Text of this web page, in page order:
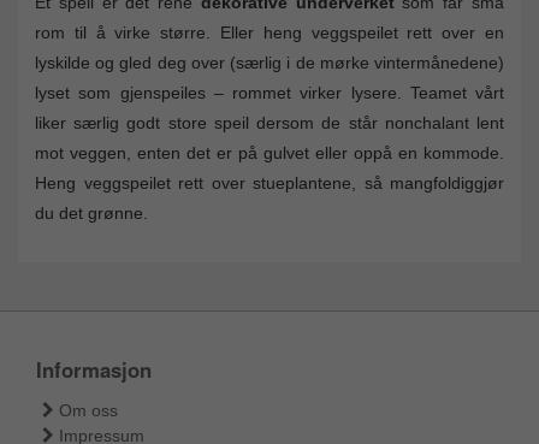
rom til å virke større. Eller heng veggspeilet rett over en
lyskilde og gled deg over (særlig i de mørke vintermånedene)
lyset som gjenspeiles – rommet virker lysere. Teamet vårt
liker særlig godt store speil dersom de står nonchalant lent
mot veggen, enten det er på gulvet eller oppå en kommode.
Heng veggspeilet rett over stueplantene, så mangfoldiggjør
du det grønne.
Informasjon
Om oss
Impressum